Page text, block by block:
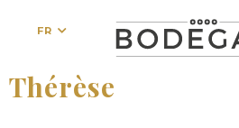
FR
Thérèse